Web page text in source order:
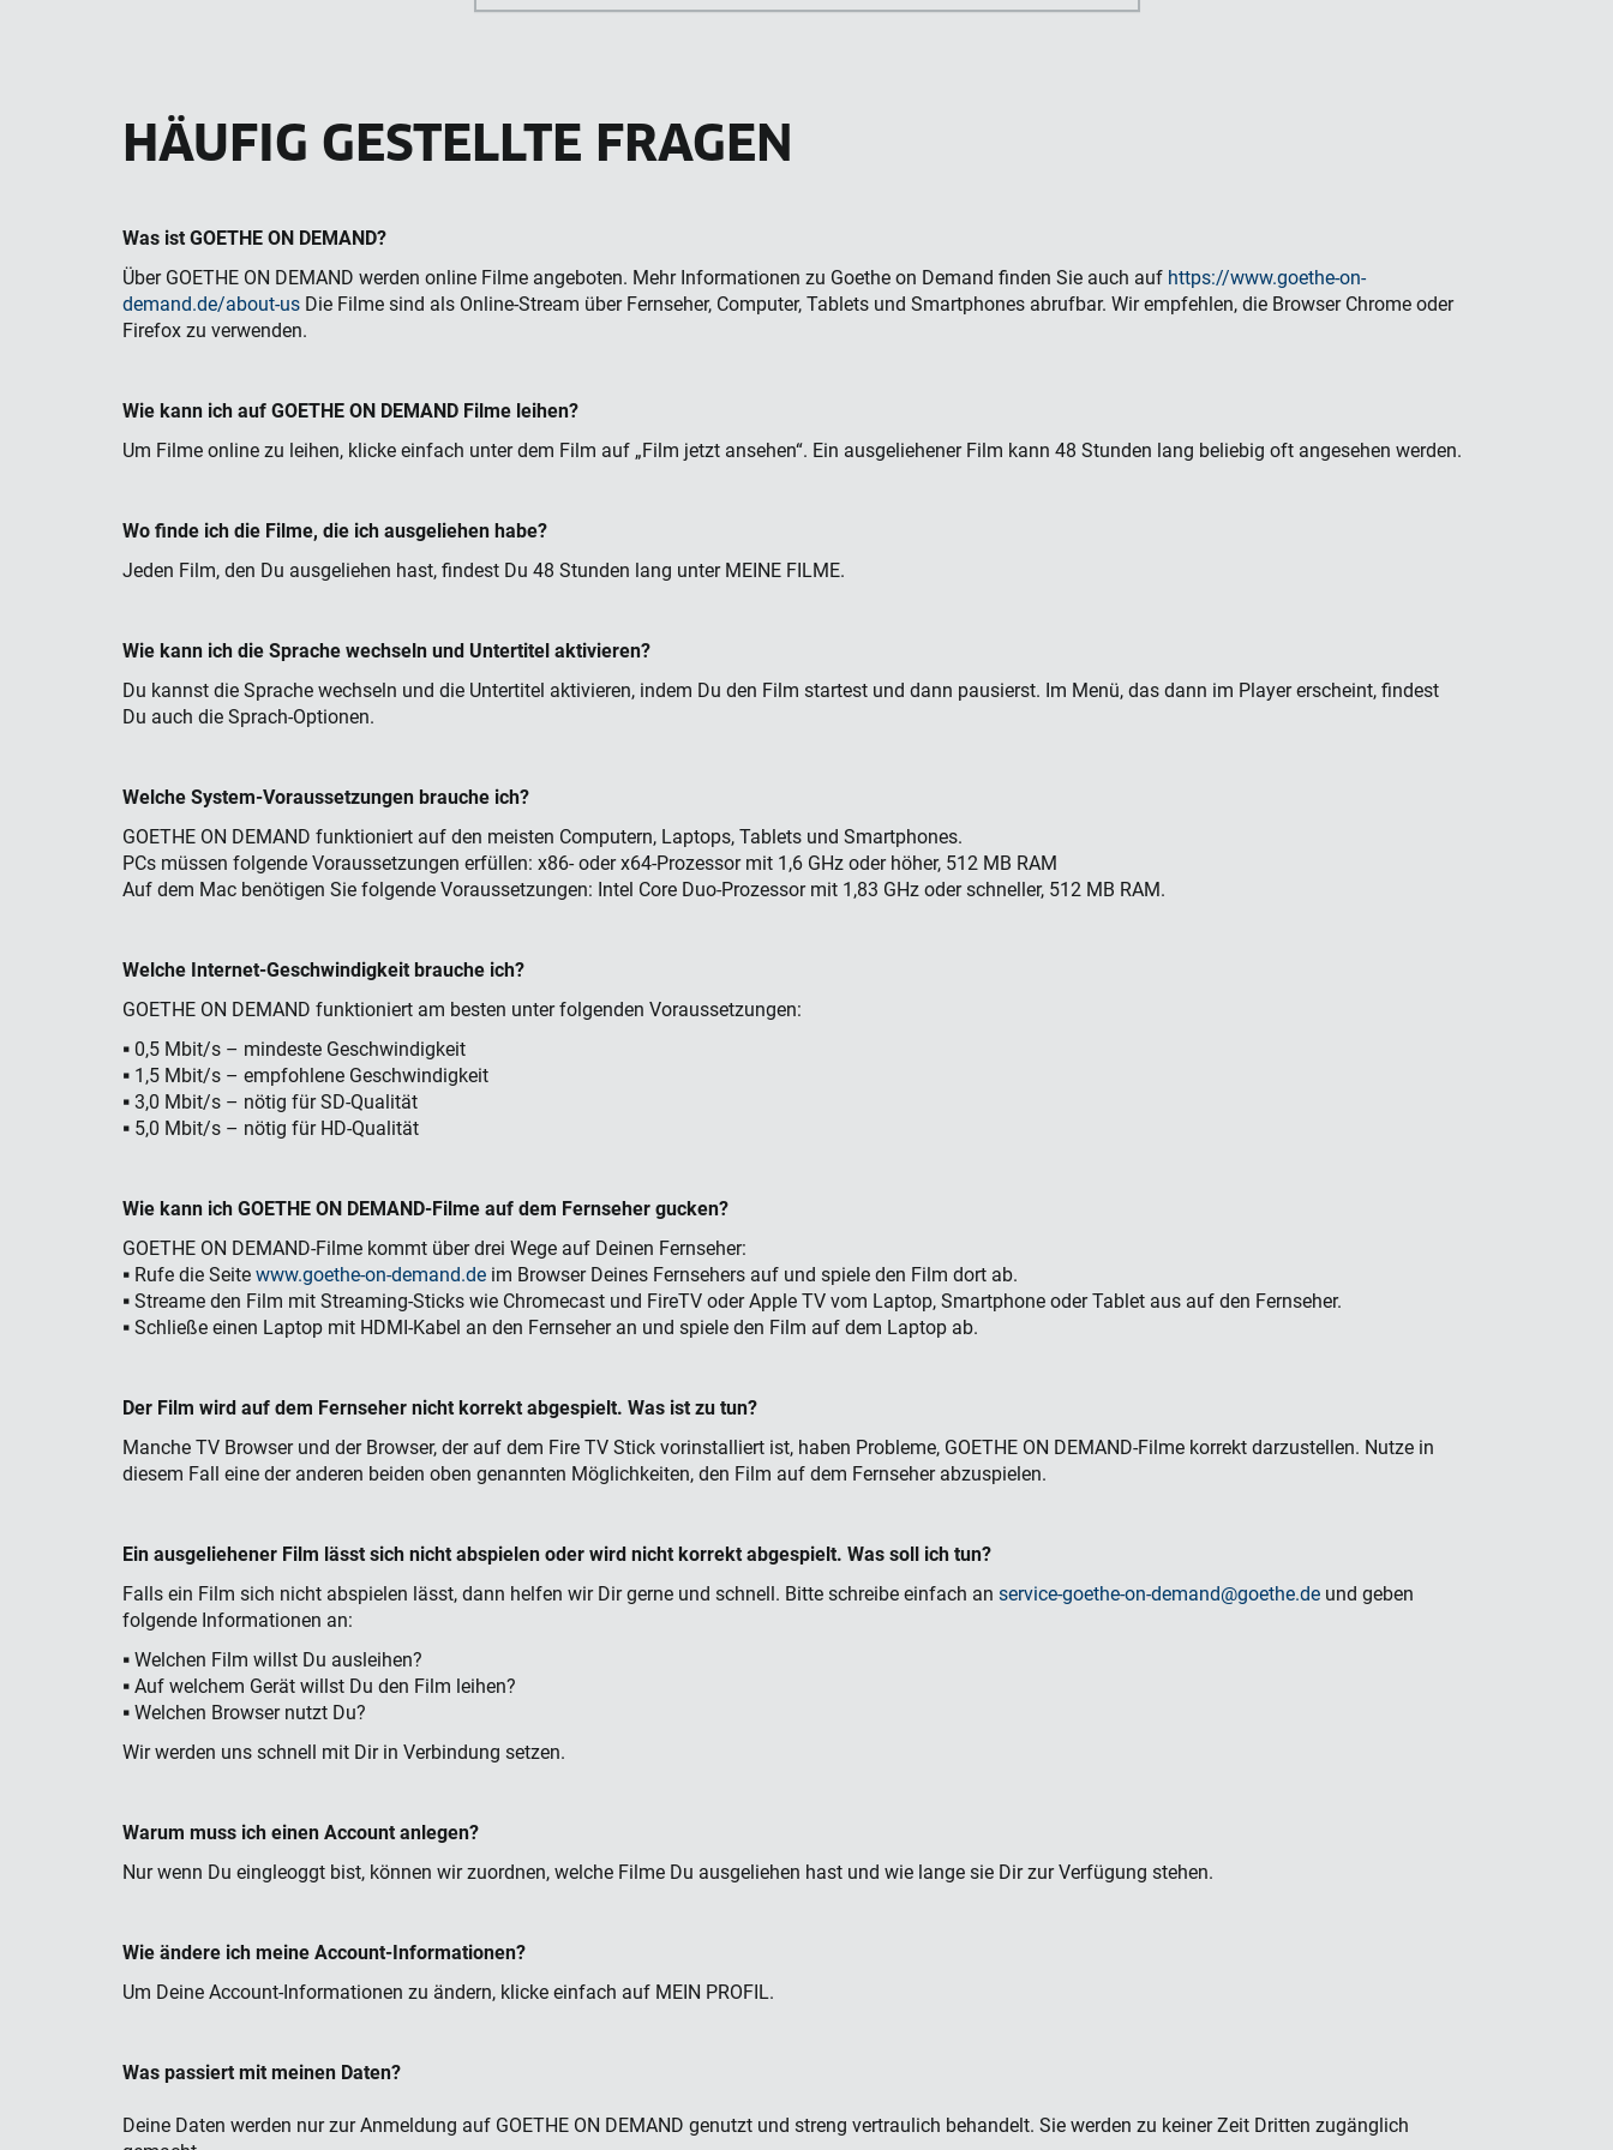
HÄUFIG GESTELLTE FRAGEN
Was ist GOETHE ON DEMAND?
Über GOETHE ON DEMAND werden online Filme angeboten. Mehr Informationen zu Goethe on Demand finden Sie auch auf https://www.goethe-on-
demand.de/about-us Die Filme sind als Online-Stream über Fernseher, Computer, Tablets und Smartphones abrufbar. Wir empfehlen, die Browser Chrome oder
Firefox zu verwenden.
Wie kann ich auf GOETHE ON DEMAND Filme leihen?
Um Filme online zu leihen, klicke einfach unter dem Film auf „Film jetzt ansehen“. Ein ausgeliehener Film kann 48 Stunden lang beliebig oft angesehen werden.
Wo finde ich die Filme, die ich ausgeliehen habe?
Jeden Film, den Du ausgeliehen hast, findest Du 48 Stunden lang unter MEINE FILME.
Wie kann ich die Sprache wechseln und Untertitel aktivieren?
Du kannst die Sprache wechseln und die Untertitel aktivieren, indem Du den Film startest und dann pausierst. Im Menü, das dann im Player erscheint, findest
Du auch die Sprach-Optionen.
Welche System-Voraussetzungen brauche ich?
GOETHE ON DEMAND funktioniert auf den meisten Computern, Laptops, Tablets und Smartphones.
PCs müssen folgende Voraussetzungen erfüllen: x86- oder x64-Prozessor mit 1,6 GHz oder höher, 512 MB RAM
Auf dem Mac benötigen Sie folgende Voraussetzungen: Intel Core Duo-Prozessor mit 1,83 GHz oder schneller, 512 MB RAM.
Welche Internet-Geschwindigkeit brauche ich?
GOETHE ON DEMAND funktioniert am besten unter folgenden Voraussetzungen:
▪ 0,5 Mbit/s – mindeste Geschwindigkeit
▪ 1,5 Mbit/s – empfohlene Geschwindigkeit
▪ 3,0 Mbit/s – nötig für SD-Qualität
▪ 5,0 Mbit/s – nötig für HD-Qualität
Wie kann ich GOETHE ON DEMAND-Filme auf dem Fernseher gucken?
GOETHE ON DEMAND-Filme kommt über drei Wege auf Deinen Fernseher:
▪ Rufe die Seite www.goethe-on-demand.de im Browser Deines Fernsehers auf und spiele den Film dort ab.
▪ Streame den Film mit Streaming-Sticks wie Chromecast und FireTV oder Apple TV vom Laptop, Smartphone oder Tablet aus auf den Fernseher.
▪ Schließe einen Laptop mit HDMI-Kabel an den Fernseher an und spiele den Film auf dem Laptop ab.
Der Film wird auf dem Fernseher nicht korrekt abgespielt. Was ist zu tun?
Manche TV Browser und der Browser, der auf dem Fire TV Stick vorinstalliert ist, haben Probleme, GOETHE ON DEMAND-Filme korrekt darzustellen. Nutze in
diesem Fall eine der anderen beiden oben genannten Möglichkeiten, den Film auf dem Fernseher abzuspielen.
Ein ausgeliehener Film lässt sich nicht abspielen oder wird nicht korrekt abgespielt. Was soll ich tun?
Falls ein Film sich nicht abspielen lässt, dann helfen wir Dir gerne und schnell. Bitte schreibe einfach an service-goethe-on-demand@goethe.de und geben
folgende Informationen an:
▪ Welchen Film willst Du ausleihen?
▪ Auf welchem Gerät willst Du den Film leihen?
▪ Welchen Browser nutzt Du?
Wir werden uns schnell mit Dir in Verbindung setzen.
Warum muss ich einen Account anlegen?
Nur wenn Du eingleoggt bist, können wir zuordnen, welche Filme Du ausgeliehen hast und wie lange sie Dir zur Verfügung stehen.
Wieändere ich meine Account-Informationen?
Um Deine Account-Informationen zu ändern, klicke einfach auf MEIN PROFIL.
Was passiert mit meinen Daten?
Deine Daten werden nur zur Anmeldung auf GOETHE ON DEMAND genutzt und streng vertraulich behandelt. Sie werden zu keiner Zeit Dritten zugänglich